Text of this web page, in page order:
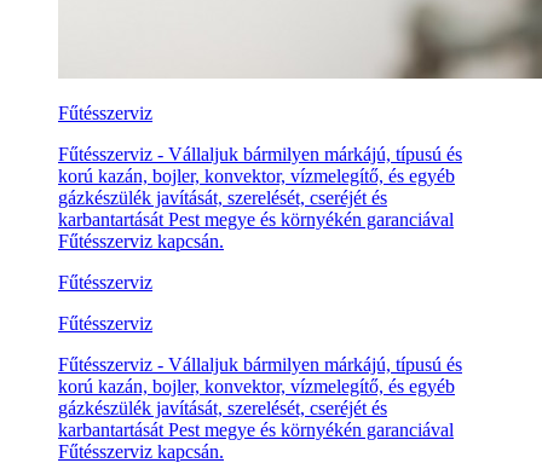
Fűtésszerviz
Fűtésszerviz - Vállaljuk bármilyen márkájú, típusú és
korú kazán, bojler, konvektor, vízmelegítő, és egyéb
gázkészülék javítását, szerelését, cseréjét és
karbantartását Pest megye és környékén garanciával
Fűtésszerviz kapcsán.
Fűtésszerviz
Fűtésszerviz
Fűtésszerviz - Vállaljuk bármilyen márkájú, típusú és
korú kazán, bojler, konvektor, vízmelegítő, és egyéb
gázkészülék javítását, szerelését, cseréjét és
karbantartását Pest megye és környékén garanciával
Fűtésszerviz kapcsán.